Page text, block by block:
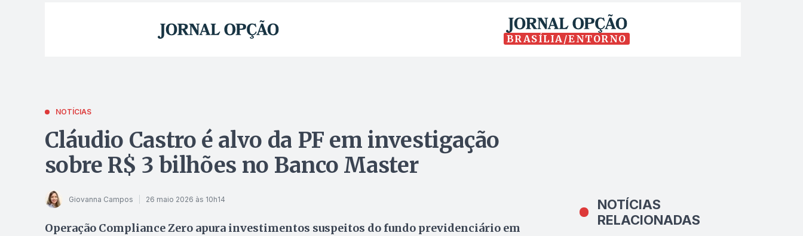
BRASÍLIA/ENTORNO
NOTÍCIAS
Cláudio Castro é alvo da PF em investigação
sobre R$ 3 bilhões no Banco Master
Giovanna Campos 26 maio 2026 às 10h14
Operação Compliance Zero apura investimentos suspeitos do fundo previdenciário em
NOTÍCIAS
RELACIONADAS